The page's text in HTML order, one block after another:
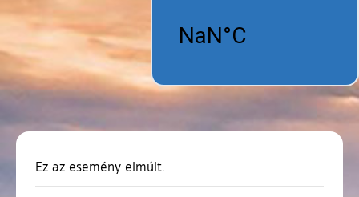
Ez az esemény elmúlt.